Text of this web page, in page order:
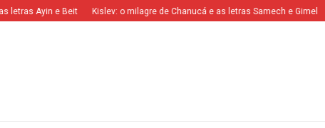
Ayin e Beit Kislev: o milagre de Chanucá e as letras Samech e Gimel